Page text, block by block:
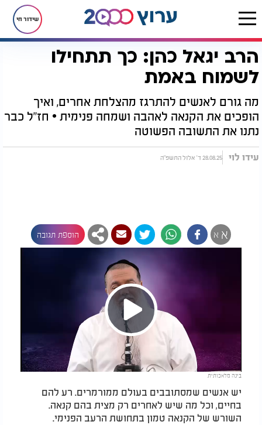
שידור חי
דף הבית יהדות הרב יגאל כהן: כך תתחילו לשמוח באמת
הרב יגאל כהן: כך תתחילו
לשמוח באמת
מה גורם לאנשים להתרגז מהצלחת אחרים, ואיך
הופכים את הקנאה לאהבה ושמחה פנימית • חז"ל כבר
נתנו את התשובה הפשוטה
עידו לוי 28.08.25 ד' אלול התשפ"ה
א א הוספת תגובה
Play
Video
בינה מלאכותית
יש אנשים שמסתובבים בעולם ממורמרים. רע להם
בחיים, וכל מה שיש לאחרים רק מצית בהם קנאה.
השורש של הקנאה טמון בתחושת הרעב הפנימי.